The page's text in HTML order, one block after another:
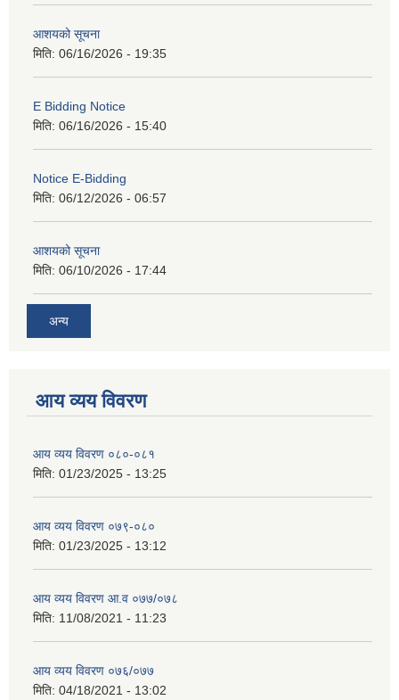
आशयको सूचना
मिति: 06/16/2026 - 19:35
E Bidding Notice
मिति: 06/16/2026 - 15:40
Notice E-Bidding
मिति: 06/12/2026 - 06:57
आशयको सूचना
मिति: 06/10/2026 - 17:44
अन्य
आय व्यय विवरण
आय व्यय विवरण ०८०-०८१
मिति: 01/23/2025 - 13:25
आय व्यय विवरण ०७९-०८०
मिति: 01/23/2025 - 13:12
आय व्यय विवरण आ.व ०७७/०७८
मिति: 11/08/2021 - 11:23
आय व्यय विवरण ०७६/०७७
मिति: 04/18/2021 - 13:02